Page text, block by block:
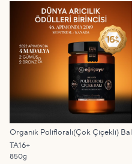
Organik Polifloralı(Çok Çiçekli) Bal
TA16+
850g